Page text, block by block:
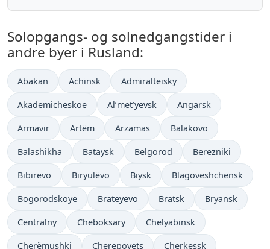
Solopgangs- og solnedgangstider i
andre byer i Rusland:
Abakan Achinsk Admiralteisky
Akademicheskoe Al’met’yevsk Angarsk
Armavir Artëm Arzamas Balakovo
Balashikha Bataysk Belgorod Berezniki
Bibirevo Biryulëvo Biysk Blagoveshchensk
Bogorodskoye Brateyevo Bratsk Bryansk
Centralny Cheboksary Chelyabinsk
Cherëmushki Cherepovets Cherkessk